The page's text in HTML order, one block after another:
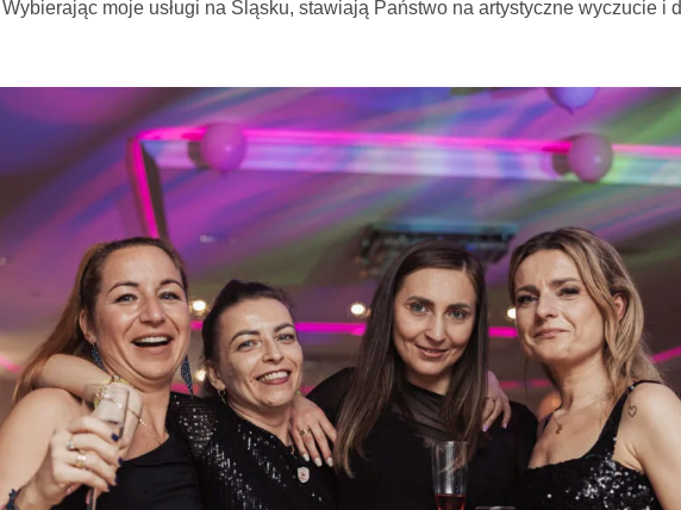
Wybierając moje usługi na Śląsku, stawiają Państwo na artystyczne wyczucie i